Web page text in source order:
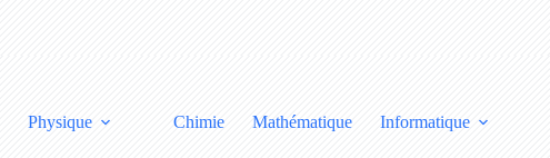
Physique Chimie Mathématique Informatique